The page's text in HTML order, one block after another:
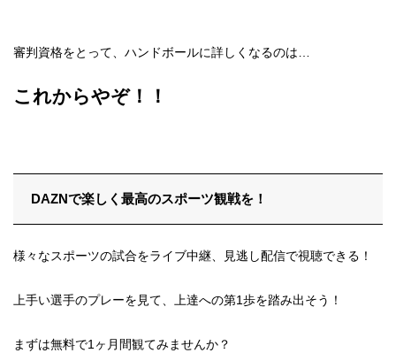
審判資格をとって、ハンドボールに詳しくなるのは…
これからやぞ！！
DAZNで楽しく最高のスポーツ観戦を！
様々なスポーツの試合をライブ中継、見逃し配信で視聴できる！
上手い選手のプレーを見て、上達への第1歩を踏み出そう！
まずは無料で1ヶ月間観てみませんか？